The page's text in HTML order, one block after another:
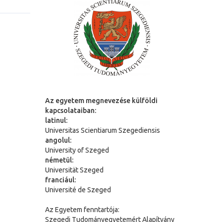
Az egyetem megnevezése külföldi
kapcsolataiban:
latinul:
Universitas Scientiarum Szegediensis
angolul:
University of Szeged
németül:
Universität Szeged
franciául:
Université de Szeged
Az Egyetem fenntartója:
Szegedi Tudományegyetemért Alapítvány